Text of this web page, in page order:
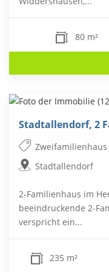
80 m²
Stadtallendorf, 2
Zweifamilienhaus
Stadtallendorf
2-Familienhaus im
beeindruckende 2-
verspricht ein...
235 m²